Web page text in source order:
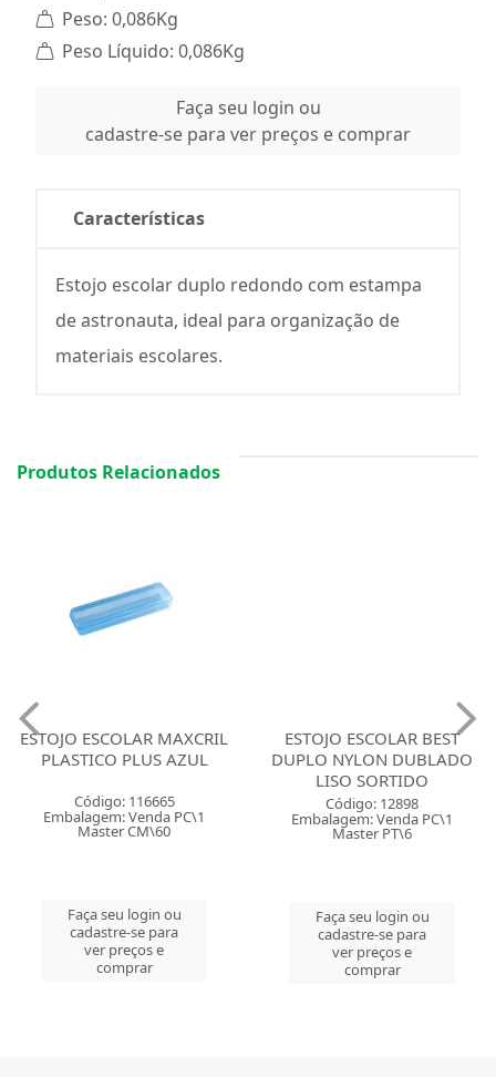
Peso: 0,086Kg
Peso Líquido: 0,086Kg
Faça seu login ou
cadastre-se para ver preços e comprar
Características
Estojo escolar duplo redondo com estampa
de astronauta, ideal para organização de
materiais escolares.
Produtos Relacionados
ESTOJO ESCOLAR MAXCRIL
PLASTICO PLUS AZUL
Código: 116665
Embalagem: Venda PC\1
Master CM\60
Faça seu login ou
cadastre-se para
ver preços e
comprar
ESTOJO ESCOLAR BEST
DUPLO NYLON DUBLADO
LISO SORTIDO
Código: 12898
Embalagem: Venda PC\1
Master PT\6
Faça seu login ou
cadastre-se para
ver preços e
comprar